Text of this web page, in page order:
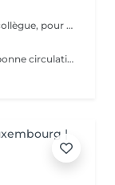
Idéal à offrir pour le fete des mères ou à une collègue, pour un anniversaire, pour faire se faire plaisir et se détendre tout simplement. Il contient les soins suivants : Un massage relaxant de 60 min pour le corps + Soin du visage MosaïqueModelante+ spa paraffine les mains + spa paraffine les pieds
vise à relaxer le corps et l'esprit, permet une bonne circulation des flux sanguins et énergétiques dans le corps, assouplit les muscles, tonifie la peau.